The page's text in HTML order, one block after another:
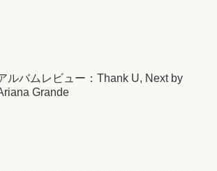
ルバムレビュー：Thank U, Next by
Grande